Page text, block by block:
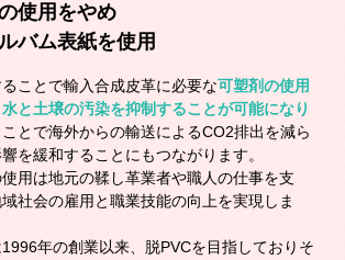
使用をやめ
バム表紙を使用
ことで輸入合成皮革に必要な可塑剤の使用
と土壌の汚染を抑制することが可能になり
とで海外からの輸送によるCO2排出を減ら
を緩和することにもつながります。
用は地元の鞣し革業者や職人の仕事を支
社会の雇用と職業技能の向上を実現しま
年の創業以来、脱PVCを目指しておりそ